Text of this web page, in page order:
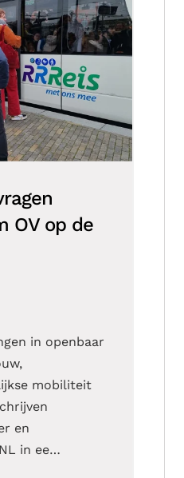
OV op de
in openbaar
mobiliteit
en
in ee…